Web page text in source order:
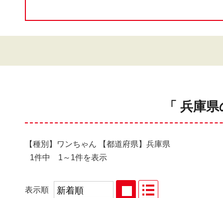
「 兵庫
【種別】ワンちゃん 【都道府県】兵庫県
1件中 1～1件を表示
表示順